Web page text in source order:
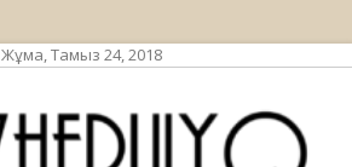
Жұма, Тамыз 24, 2018